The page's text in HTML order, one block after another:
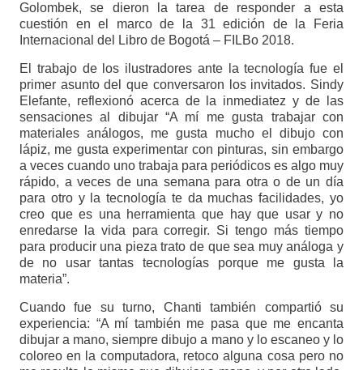
Golombek, se dieron la tarea de responder a esta
cuestión en el marco de la 31 edición de la Feria
Internacional del Libro de Bogotá – FILBo 2018.
El trabajo de los ilustradores ante la tecnología fue el
primer asunto del que conversaron los invitados. Sindy
Elefante, reflexionó acerca de la inmediatez y de las
sensaciones al dibujar “A mí me gusta trabajar con
materiales análogos, me gusta mucho el dibujo con
lápiz, me gusta experimentar con pinturas, sin embargo
a veces cuando uno trabaja para periódicos es algo muy
rápido, a veces de una semana para otra o de un día
para otro y la tecnología te da muchas facilidades, yo
creo que es una herramienta que hay que usar y no
enredarse la vida para corregir. Si tengo más tiempo
para producir una pieza trato de que sea muy análoga y
de no usar tantas tecnologías porque me gusta la
materia”.
Cuando fue su turno, Chanti también compartió su
experiencia: “A mí también me pasa que me encanta
dibujar a mano, siempre dibujo a mano y lo escaneo y lo
coloreo en la computadora, retoco alguna cosa pero no